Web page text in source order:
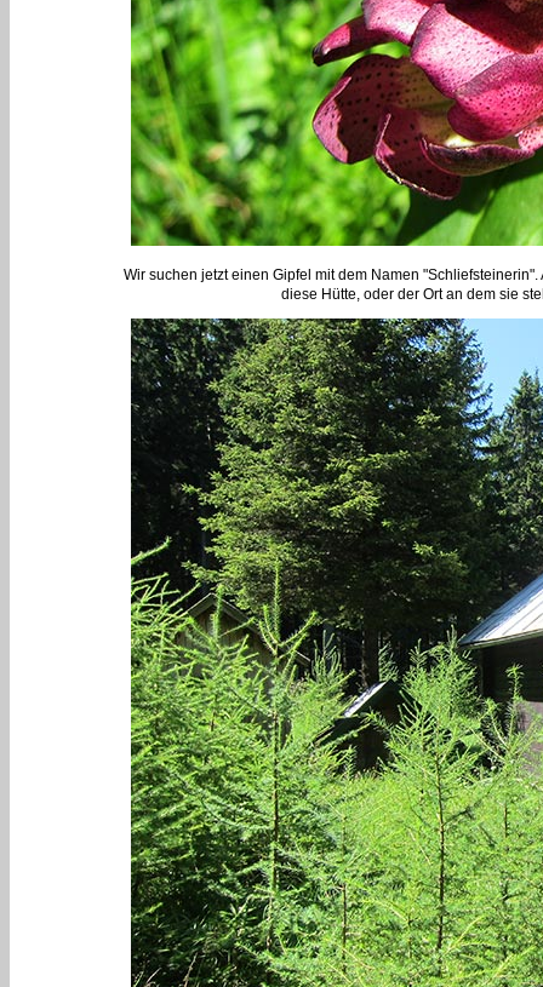
Wir suchen jetzt einen Gipfel mit dem Namen
diese Hütte, oder der Ort an dem sie